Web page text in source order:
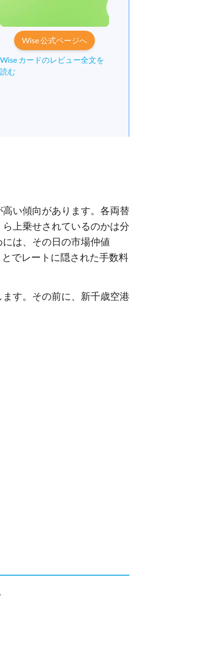
Wise 公式ページへ
Wise カードのレビュー全文を
読む
い傾向があります。各両替
上乗せされているのかは分
は、その日の市場仲値
でレートに隠された手数料
す。その前に、新千歳空港